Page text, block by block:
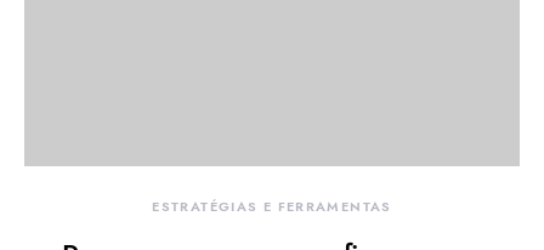
ESTRATÉGIAS E FERRAMENTAS